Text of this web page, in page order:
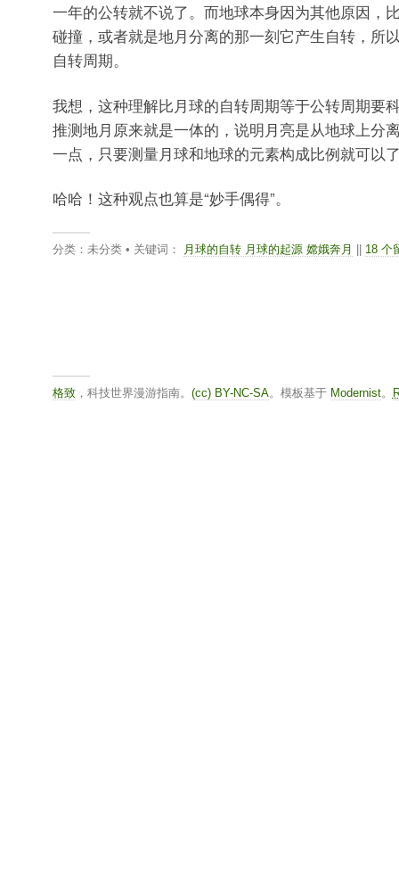
一年的公转就不说了。而地球本身因为其他原因，
碰撞，或者就是地月分离的那一刻它产生自转，所
自转周期。
我想，这种理解比月球的自转周期等于公转周期要
推测地月原来就是一体的，说明月亮是从地球上分
一点，只要测量月球和地球的元素构成比例就可以
哈哈！这种观点也算是“妙手偶得”。
分类：未分类 • 关键词： 月球的自转 月球的起源 嫦娥奔月 18 个
格致，科技世界漫游指南。 (cc) BY-NC-SA。模板基于 Modernist。